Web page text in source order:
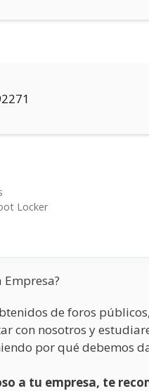
Locker
Empresa?
de foros
con nosotros y
por qué debemos
a tu empresa, te